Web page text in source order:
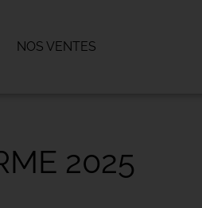
NOS VENTES
2025